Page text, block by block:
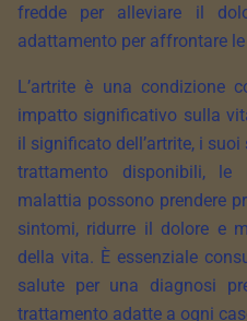
fredde per alleviare il
adattamento per affrontare
L’artrite è una condizione
impatto significativo sulla
il significato dell’artrite, i
trattamento disponibili,
malattia possono prendere
sintomi, ridurre il dolore e
della vita. È essenziale
salute per una diagnosi
trattamento adatte a ogni